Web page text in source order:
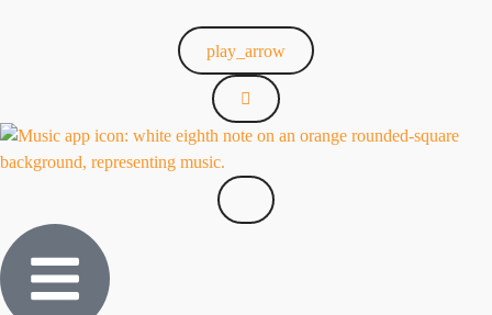
play_arrow